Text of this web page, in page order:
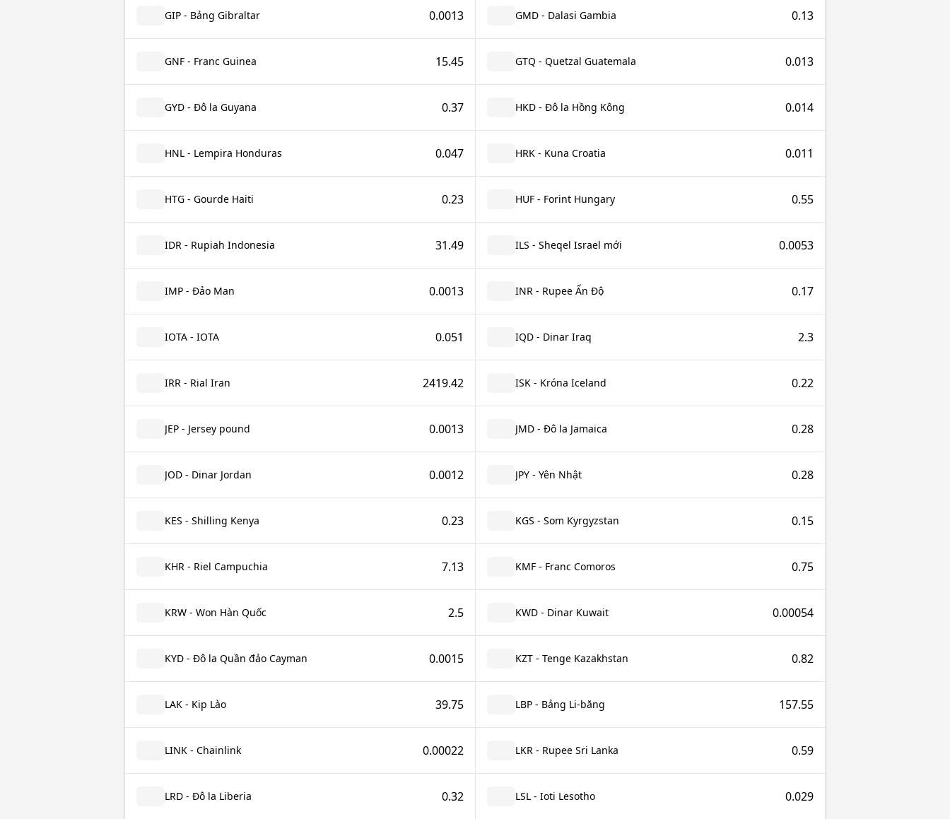
GIP - Bảng Gibraltar 0.0013 GMD - Dalasi Gambia 0.13
GNF - Franc Guinea 15.45 GTQ - Quetzal Guatemala 0.013
GYD - Đô la Guyana 0.37 HKD - Đô la Hồng Kông 0.014
HNL - Lempira Honduras 0.047 HRK - Kuna Croatia 0.011
HTG - Gourde Haiti 0.23 HUF - Forint Hungary 0.55
IDR - Rupiah Indonesia 31.49 ILS - Sheqel Israel mới 0.0053
IMP - Đảo Man 0.0013 INR - Rupee Ấn Độ 0.17
IOTA - IOTA 0.051 IQD - Dinar Iraq 2.3
IRR - Rial Iran 2419.42 ISK - Króna Iceland 0.22
JEP - Jersey pound 0.0013 JMD - Đô la Jamaica 0.28
JOD - Dinar Jordan 0.0012 JPY - Yên Nhật 0.28
KES - Shilling Kenya 0.23 KGS - Som Kyrgyzstan 0.15
KHR - Riel Campuchia 7.13 KMF - Franc Comoros 0.75
KRW - Won Hàn Quốc 2.5 KWD - Dinar Kuwait 0.00054
KYD - Đô la Quần đảo Cayman 0.0015 KZT - Tenge Kazakhstan 0.82
LAK - Kip Lào 39.75 LBP - Bảng Li-băng 157.55
LINK - Chainlink 0.00022 LKR - Rupee Sri Lanka 0.59
LRD - Đô la Liberia 0.32 LSL - Ioti Lesotho 0.029